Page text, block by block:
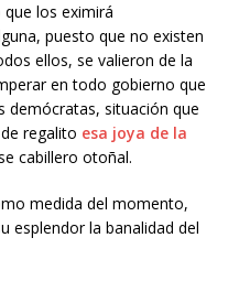
los eximirá
puesto que no existen
ellos, se valieron de la
en todo gobierno que
demócratas, situación que
regalito esa joya de la
cabillero otoñal.
medida del momento,
esplendor la banalidad del